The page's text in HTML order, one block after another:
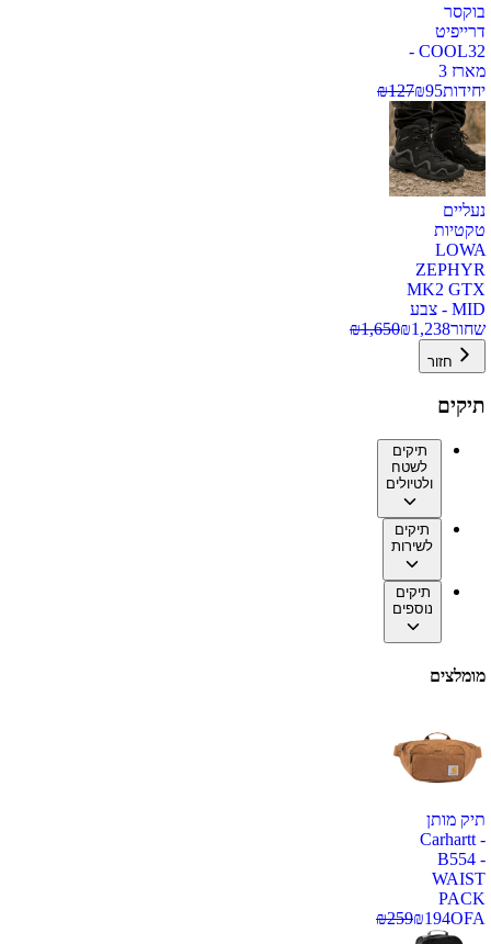
בוקסר
דרייפיט
COOL32 -
מארז 3
יחידות
₪95
₪127
נעליים
טקטיות
LOWA
ZEPHYR
MK2 GTX
MID - צבע
שחור
₪1,238
₪1,650
חזור
תיקים
תיקים
לשטח
ולטיולים
תיקים
לשירות
תיקים
נוספים
מומלצים
תיק מותן
Carhartt -
B554 -
WAIST
PACK
OFA
₪194
₪259